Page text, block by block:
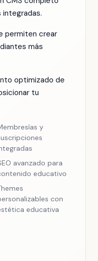
permiten crear
más
optimizado de
tu
y
avanzado para
educativo
con
educativa